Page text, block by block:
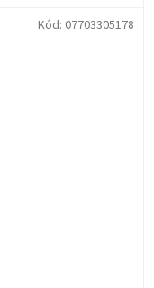
Kód: 07703305178